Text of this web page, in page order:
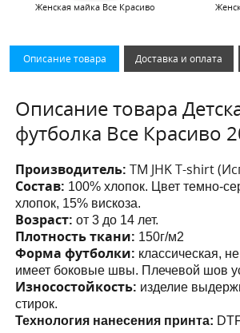
Женская майка Все Красиво
Описание товара Доставка и оплата
Описание товара
футболка Все Красиво
Производитель:ТМ JHK T-shirt
Состав: 100% хлопок. Цвет темно-
хлопок, 15% вискоза.
Возраст: от 3 до 14 лет.
Плотность ткани: 150г/м2
Форма футболки: классическая,
имеет боковые швы. Плечевой шов
Износостойкость: изделие
стирок.
Технология нанесения принта: